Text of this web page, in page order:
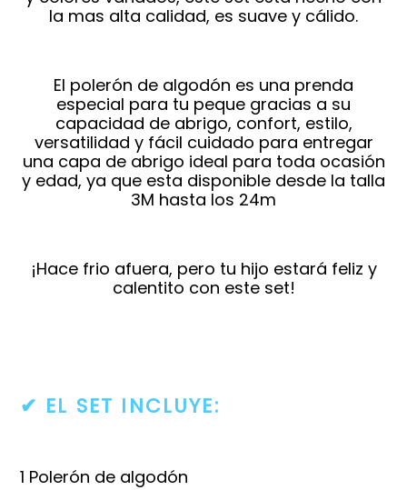
la mas alta calidad, es suave y cálido.
El polerón de algodón es una prenda
especial para tu peque gracias a su
capacidad de abrigo, confort, estilo,
versatilidad y fácil cuidado para entregar
una capa de abrigo ideal para toda ocasión
y edad, ya que esta disponible desde la talla
3M hasta los 24m
¡Hace frio afuera, pero tu hijo estará feliz y
calentito con este set!
✔ EL SET INCLUYE:
1 Polerón de algodón